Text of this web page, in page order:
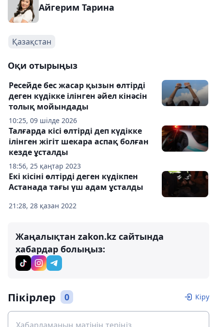
Айгерим Тарина
Қазақстан
Оқи отырыңыз
10:25, 09 шілде 2026
Ресейде бес жасар қызын өлтірді
деген күдікке ілінген әйел кінәсін
толық мойындады
18:56, 25 қаңтар 2023
Талғарда кісі өлтірді деп күдікке
ілінген жігіт шекара аспақ болған
кезде ұсталды
21:28, 28 қазан 2022
Екі кісіні өлтірді деген күдікпен
Астанада тағы үш адам ұсталды
Жаңалықтан zakon.kz сайтында
хабардар болыңыз:
Пікірлер 0 Кіру